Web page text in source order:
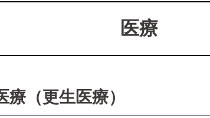
医療
療（更生医療）